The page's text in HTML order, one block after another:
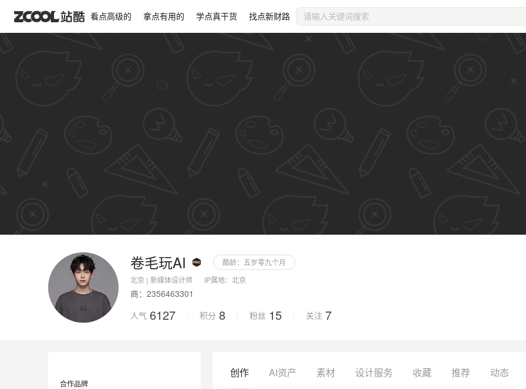
看点高级的 拿点有用的 学点真干货 找点新财路
尺寸不限，JPG / GIF / PNG
审核通过后展示
上传图片
卷毛玩AI 酷龄： 五岁零九个月
北京 | 新媒体设计师 IP属地： 北京
商：2356463301
人气 6127 积分 8 粉丝 15 关注 7
合作品牌
创作 AI资产 素材 设计服务 收藏 推荐 动态